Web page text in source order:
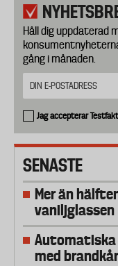
Håll dig uppdaterad
gång i månaden.
Jag accepterar
SENASTE
Mer än
vaniljglassen
Automatiska
med